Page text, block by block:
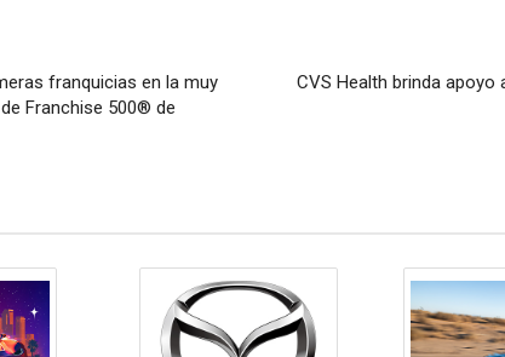
franquicias en la muy
Franchise 500® de
CVS Health brinda